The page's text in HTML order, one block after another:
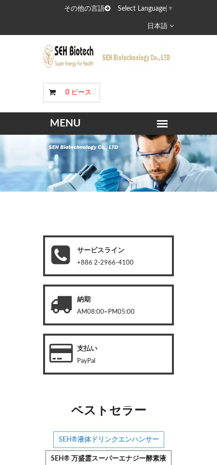
その他の言語 Select Language ▼
日本語
0 ピース
サービスライン
+886 2-2966-4100
納期
AM08:00~PM05:00
支払い
PayPal
ベストセラー
SEH®液体ドリンクエンハンサー
SEH® 万盛霊スーパーエナジー酵素液